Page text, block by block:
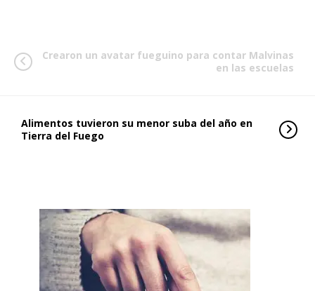
Crearon un avatar fueguino para contar Malvinas
en las escuelas
Alimentos tuvieron su menor suba del año en
Tierra del Fuego